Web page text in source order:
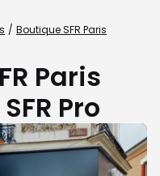
Boutique SFR Paris
Paris
Pro